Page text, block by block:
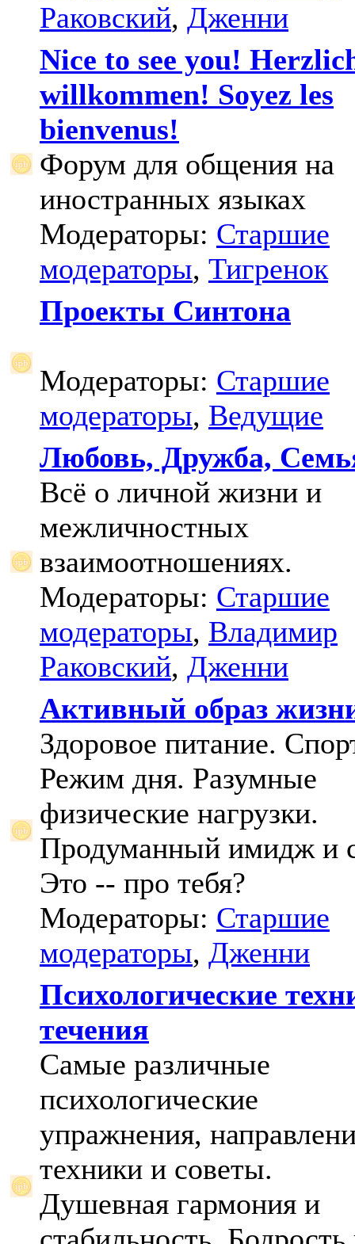
Раковский, Дженни
Nice to see you!
willkommen! Soyez les
bienvenus!
Форум для общения на
иностранных языках
Модераторы: Старшие
модераторы, Тигренок
Проекты Синтона
Модераторы: Старшие
модераторы, Ведущие
Любовь, Дружба,
Всё о личной жизни и
межличностных
взаимоотношениях.
Модераторы: Старшие
модераторы, Владимир
Раковский, Дженни
Активный образ
Здоровое питание.
Режим дня. Разумные
физические нагрузки.
Продуманный имидж и
Это -- про тебя?
Модераторы: Старшие
модераторы, Дженни
Психологические
течения
Самые различные
психологические
упражнения,
техники и советы.
Душевная гармония и